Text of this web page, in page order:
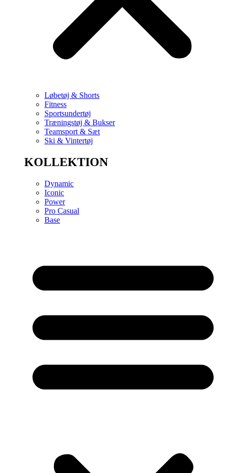
Løbetøj & Shorts
Fitness
Sportsundertøj
Træningstøj & Bukser
Teamsport & Sæt
Ski & Vintertøj
KOLLEKTION
Dynamic
Iconic
Power
Pro Casual
Base